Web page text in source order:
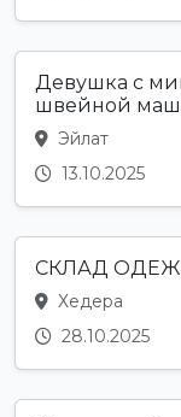
Девушка с
швейной
Эйлат
13.10.2025
СКЛАД
Хедера
28.10.2025